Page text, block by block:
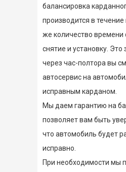
балансировка
производится в течение
же количество времени
снятие и установку. Это
через час-полтора вы
автосервис на
исправным карданом.
Мы даем гарантию на
позволяет вам быть
что автомобиль будет
исправно.
При необходимости мы